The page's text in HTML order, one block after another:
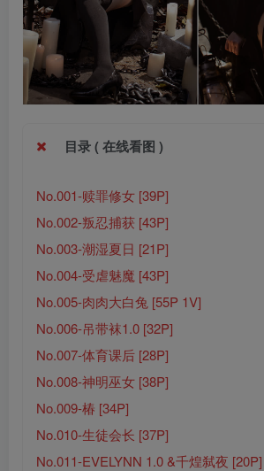
目录 ( 在线看图 )
No.001-赎罪修女 [39P]
No.002-叛忍捕获 [43P]
No.003-潮湿夏日 [21P]
No.004-受虐魅魔 [43P]
No.005-肉肉大白兔 [55P 1V]
No.006-吊带袜1.0 [32P]
No.007-体育课后 [28P]
No.008-神明巫女 [38P]
No.009-椿 [34P]
No.010-生徒会长 [37P]
No.011-EVELYNN 1.0 &千煌弑夜 [20P]